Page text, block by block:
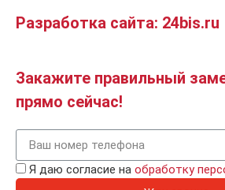
Разработка сайта: 24bis.ru
Закажите правильный
прямо сейчас!
Я даю согласие на обработку